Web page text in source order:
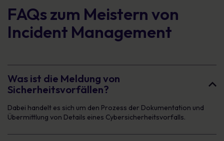
FAQs zum Meistern von
Incident Management
Was ist die Meldung von
Sicherheitsvorfällen?
Dabei handelt es sich um den Prozess der Dokumentation und
Übermittlung von Details eines Cybersicherheitsvorfalls.